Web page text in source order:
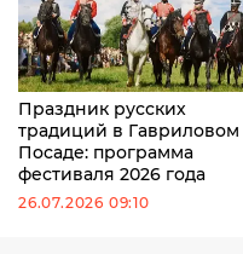
Праздник русских
традиций в Гавриловом
Посаде: программа
фестиваля 2026 года
26.07.2026 09:10